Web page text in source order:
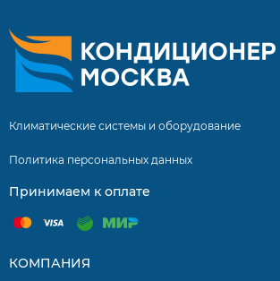
Особенности и преимущества:
Многоступенчатое регулирование
вентилятора.
Функция «Комфортный сон».
Вертикальное распределение.
Автоматический режим.
Режим осушения воздуха.
Климатические системы и оборудование
Политика персональных данных
Принимаем к оплате
КОМПАНИЯ